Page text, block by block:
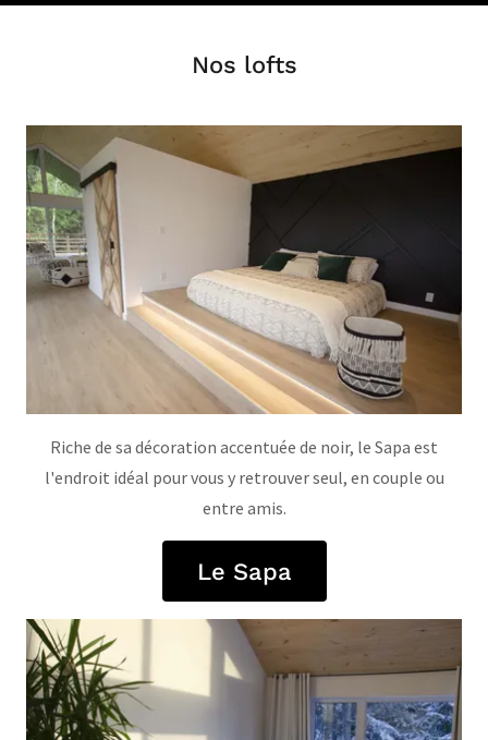
Nos lofts
Riche de sa décoration accentuée de noir, le Sapa est
l'endroit idéal pour vous y retrouver seul, en couple ou
entre amis.
Le Sapa